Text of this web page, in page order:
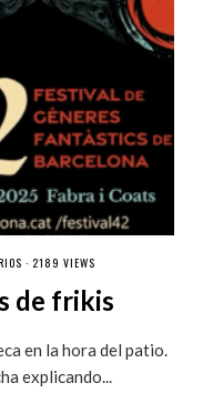
· 2189 VIEWS
de frikis
en la hora del patio.
explicando...